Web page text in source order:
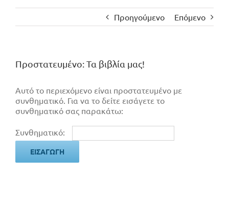
Προηγούμενο Επόμενο
Πρoστατευμένο: Τα βιβλία μας!
Αυτό το περιεχόμενο είναι προστατευμένο με
συνθηματικό. Για να το δείτε εισάγετε το
συνθηματικό σας παρακάτω:
Συνθηματικό: